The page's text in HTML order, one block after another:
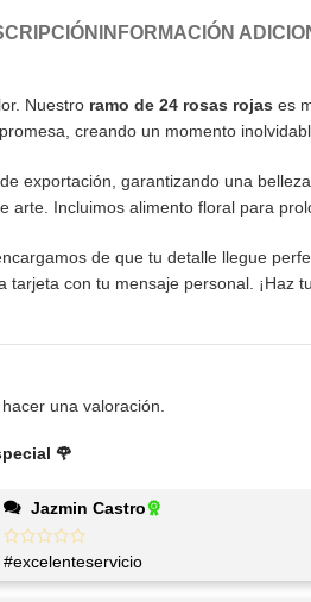
INFORMACIÓN
Nuestro ramo de 24 rosas rojas es
creando un momento
exportación, garantizando una
Incluimos alimento floral para
de que tu detalle llegue
con tu mensaje personal. ¡Haz
🌹
Jazmin Castro
#excelenteservicio
una valoración.